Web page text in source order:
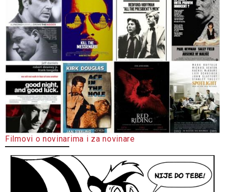
Filmovi o novinarima i za novinare